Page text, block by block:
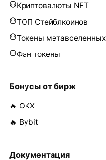
Криптовалюты NFT
ТОП Стейблкоинов
Токены метавселенных
Фан токены
Бонусы от бирж
🔥 OKX
🔥 Bybit
Документация